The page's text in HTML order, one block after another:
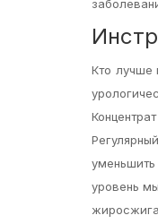
Кто лучше
уровень